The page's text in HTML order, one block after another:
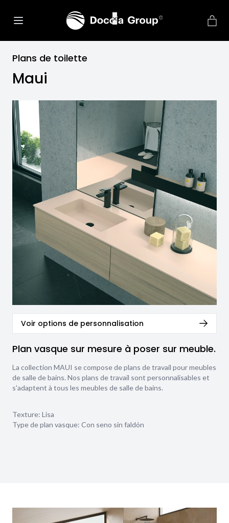
Plans de toilette
Maui
Voir options de personnalisation
Plan vasque sur mesure à poser sur meuble.
La collection MAUI se compose de plans de travail pour meubles
de salle de bains. Nos plans de travail sont personnalisables et
s'adaptent à tous les meubles de salle de bains.
Texture: Lisa
Type de plan vasque: Con seno sin faldón
×